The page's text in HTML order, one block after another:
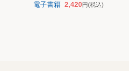
電子書籍 2,420円(税込)